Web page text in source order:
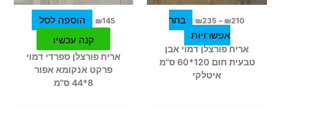
₪210
–
₪235
בחר
אפשרויות
לבחור
את
האפשרויות
בעמוד
אריח פורצלן דמוי אבן
טבעית חום 120*60 ס"מ
איטלקי
₪145
הוספה לסל
קנה עכשיו
אריח פורצלן ספרדי דמוי
פרקט אנקומא אפור
8*44 ס"מ